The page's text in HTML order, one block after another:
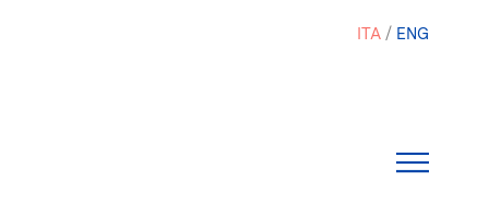
ITA ENG